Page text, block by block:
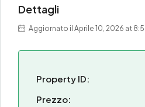
Dettagli
Aggiornato il Aprile 10, 2026 at
Property ID:
Prezzo: